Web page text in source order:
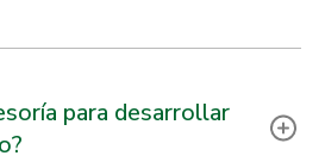
para desarrollar